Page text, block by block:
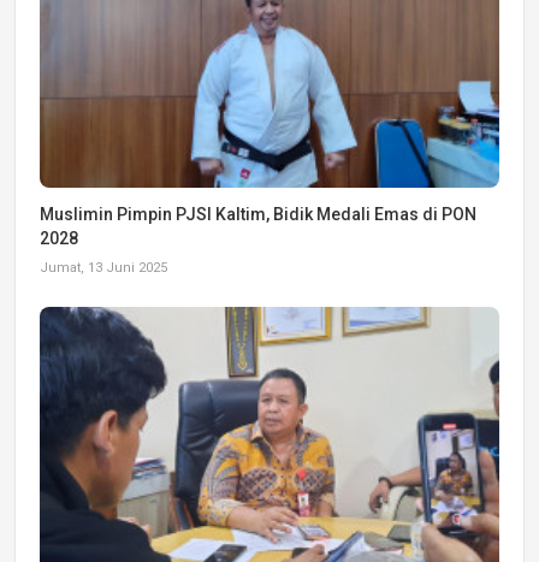
Muslimin Pimpin PJSI Kaltim, Bidik Medali Emas di PON
2028
Jumat, 13 Juni 2025